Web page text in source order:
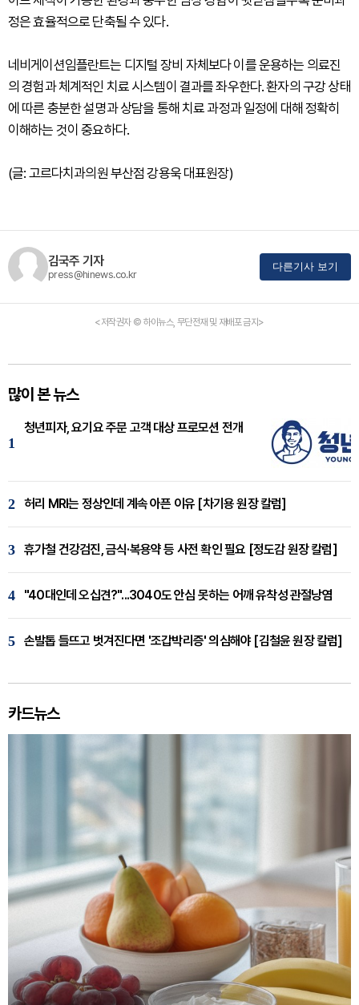
정은 효율적으로 단축될 수 있다.
네비게이션임플란트는 디지털 장비 자체보다 이를 운용하는 의료진
의 경험과 체계적인 치료 시스템이 결과를 좌우한다. 환자의 구강 상태
에 따른 충분한 설명과 상담을 통해 치료 과정과 일정에 대해 정확히
이해하는 것이 중요하다.
(글: 고르다치과의원 부산점 강용욱 대표원장)
김국주 기자
press@hinews.co.kr
다른기사 보기
<저작권자 © 하이뉴스, 무단전재 및 재배포 금지>
많이 본 뉴스
1
청년피자, 요기요 주문 고객 대상 프로모션 전개
2 허리 MRI는 정상인데 계속 아픈 이유 [차기용 원장 칼럼]
3 휴가철 건강검진, 금식·복용약 등 사전 확인 필요 [정도감 원장 칼럼]
4 "40대인데 오십견?"...3040도 안심 못하는 어깨 유착성 관절낭염
5 손발톱 들뜨고 벗겨진다면 '조갑박리증' 의심해야 [김철윤 원장 칼럼]
카드뉴스